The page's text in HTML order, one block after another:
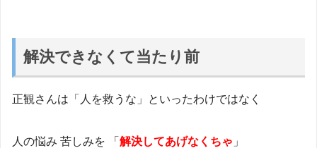
解決できなくて当たり前
正観さんは「人を救うな」といったわけではなく
人の悩み 苦しみを 「 解決してあげなくちゃ 」